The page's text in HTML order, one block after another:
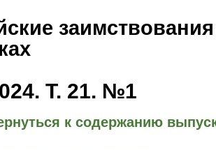
Т. 21. №1
к содержанию